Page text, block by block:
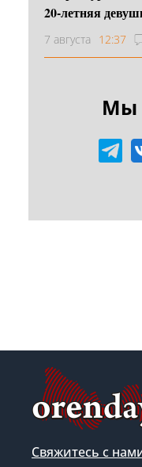
20-летняя
7 августа 12:37
Мы
Свяжитесь с